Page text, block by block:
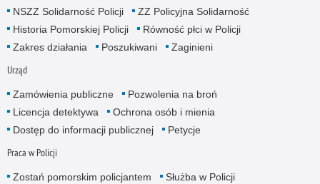
NSZZ Solidarność Policji
ZZ Policyjna Solidarność
Historia Pomorskiej Policji
Równość płci w Policji
Zakres działania
Poszukiwani Zaginieni
Urząd
Zamówienia publiczne
Pozwolenia na broń
Licencja detektywa
Ochrona osób i mienia
Dostęp do informacji publicznej
Petycje
Praca w Policji
Zostań pomorskim policjantem
Służba w Policji